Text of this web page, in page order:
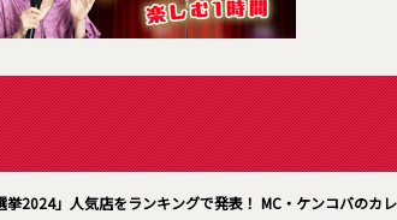
挙2024」人気店をランキングで発表！ MC・ケンコバのカ